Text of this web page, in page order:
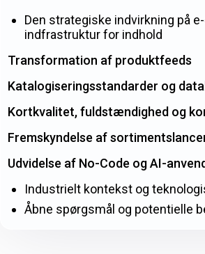
Den strategiske indvirkning på
indfrastruktur for indhold
Transformation af produktfeeds
Katalogiseringsstandarder og
Kortkvalitet, fuldstændighed og
Fremskyndelse af
Udvidelse af No-Code og AI-
Industrielt kontekst og
Åbne spørgsmål og potentielle